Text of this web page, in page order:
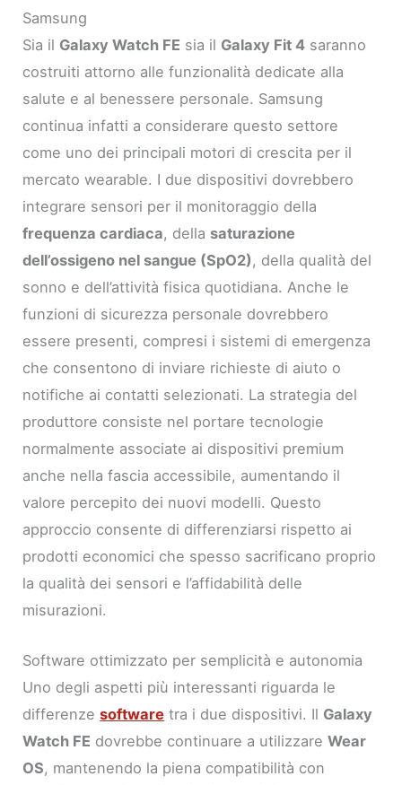
Samsung
Sia il Galaxy Watch FE sia il Galaxy Fit 4 saranno
costruiti attorno alle funzionalità dedicate alla
salute e al benessere personale. Samsung
continua infatti a considerare questo settore
come uno dei principali motori di crescita per il
mercato wearable. I due dispositivi dovrebbero
integrare sensori per il monitoraggio della
frequenza cardiaca, della saturazione
dell’ossigeno nel sangue (SpO2), della qualità del
sonno e dell’attività fisica quotidiana. Anche le
funzioni di sicurezza personale dovrebbero
essere presenti, compresi i sistemi di emergenza
che consentono di inviare richieste di aiuto o
notifiche ai contatti selezionati. La strategia del
produttore consiste nel portare tecnologie
normalmente associate ai dispositivi premium
anche nella fascia accessibile, aumentando il
valore percepito dei nuovi modelli. Questo
approccio consente di differenziarsi rispetto ai
prodotti economici che spesso sacrificano proprio
la qualità dei sensori e l’affidabilità delle
misurazioni.
Software ottimizzato per semplicità e autonomia
Uno degli aspetti più interessanti riguarda le
differenzesoftware tra i due dispositivi. Il Galaxy
Watch FE dovrebbe continuare a utilizzareWear
OS, mantenendo la piena compatibilità con